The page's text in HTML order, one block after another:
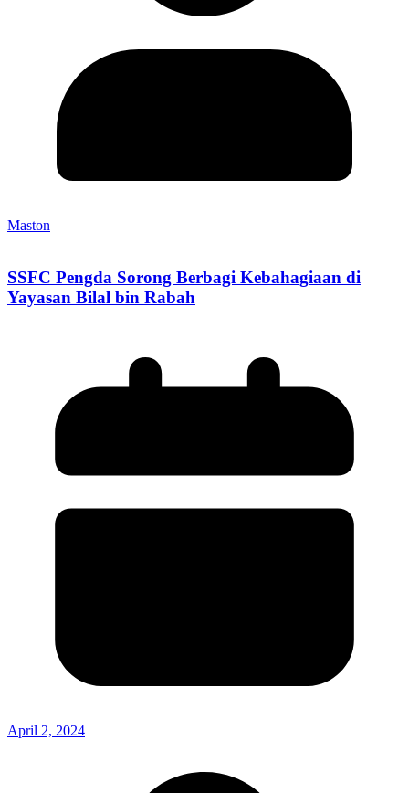
Maston
SSFC Pengda Sorong Berbagi Kebahagiaan di
Yayasan Bilal bin Rabah
April 2, 2024